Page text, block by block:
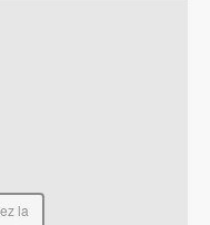
la